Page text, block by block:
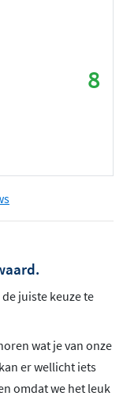
8
juiste keuze te
wat je van onze
er wellicht iets
omdat we het leuk